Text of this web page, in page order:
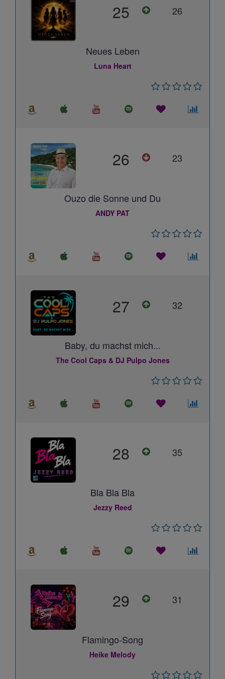
25 26
Neues Leben
Luna Heart
26 23
Ouzo die Sonne und Du
ANDY PAT
27 32
Baby, du machst mich...
The Cool Caps & DJ Pulpo Jones
28 35
Bla Bla Bla
Jezzy Reed
29 31
Flamingo-Song
Heike Melody